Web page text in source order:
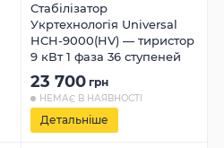
Стабілізатор
Укртехнологія Universal
HCH-9000(HV) — тиристор
9 кВт 1 фаза 36 ступеней
23 700 грн
НЕМАЄ В НАЯВНОСТІ
Детальніше